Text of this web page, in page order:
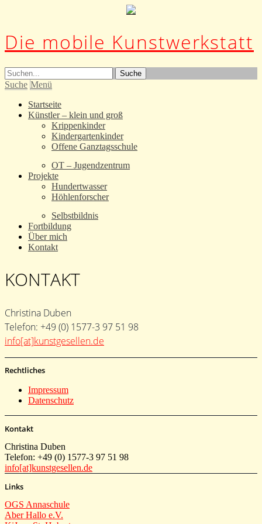
Die mobile Kunstwerkstatt
Suche Menü
Startseite
Künstler – klein und groß
Krippenkinder
Kindergartenkinder
Offene Ganztagsschule
OT – Jugendzentrum
Projekte
Hundertwasser
Höhlenforscher
Selbstbildnis
Fortbildung
Über mich
Kontakt
KONTAKT
Christina Duben
Telefon: +49 (0) 1577-3 97 51 98
info[at]kunstgesellen.de
Rechtliches
Impressum
Datenschutz
Kontakt
Christina Duben
Telefon: +49 (0) 1577-3 97 51 98
info[at]kunstgesellen.de
Links
OGS Annaschule
Aber Hallo e.V.